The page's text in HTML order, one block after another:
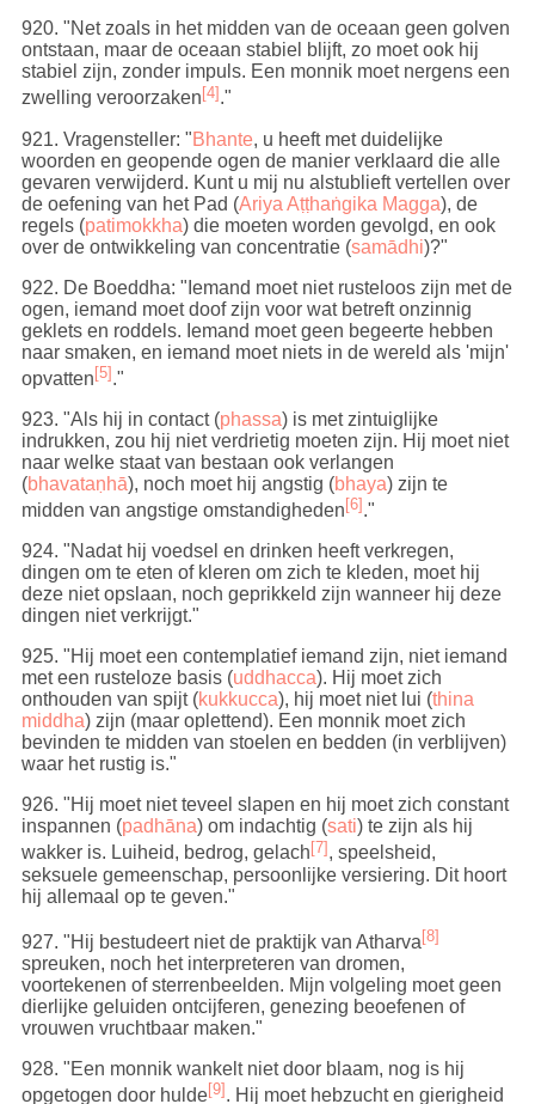
920. "Net zoals in het midden van de oceaan geen golven
ontstaan, maar de oceaan stabiel blijft, zo moet ook hij
stabiel zijn, zonder impuls. Een monnik moet nergens een
zwelling veroorzaken[4]."
921. Vragensteller: "Bhante, u heeft met duidelijke
woorden en geopende ogen de manier verklaard die alle
gevaren verwijderd. Kunt u mij nu alstublieft vertellen over
de oefening van het Pad (Ariya Aṭṭhaṅgika Magga), de
regels (patimokkha) die moeten worden gevolgd, en ook
over de ontwikkeling van concentratie (samādhi)?"
922. De Boeddha: "Iemand moet niet rusteloos zijn met de
ogen, iemand moet doof zijn voor wat betreft onzinnig
geklets en roddels. Iemand moet geen begeerte hebben
naar smaken, en iemand moet niets in de wereld als 'mijn'
opvatten[5]."
923. "Als hij in contact (phassa) is met zintuiglijke
indrukken, zou hij niet verdrietig moeten zijn. Hij moet niet
naar welke staat van bestaan ook verlangen
(bhavataṇhā), noch moet hij angstig (bhaya) zijn te
midden van angstige omstandigheden [6] ."
924. "Nadat hij voedsel en drinken heeft verkregen,
dingen om te eten of kleren om zich te kleden, moet hij
deze niet opslaan, noch geprikkeld zijn wanneer hij deze
dingen niet verkrijgt."
925. "Hij moet een contemplatief iemand zijn, niet iemand
met een rusteloze basis (uddhacca). Hij moet zich
onthouden van spijt (kukkucca), hij moet niet lui (thina
middha) zijn (maar oplettend). Een monnik moet zich
bevinden te midden van stoelen en bedden (in verblijven)
waar het rustig is."
926. "Hij moet niet teveel slapen en hij moet zich constant
inspannen (padhāna) om indachtig (sati) te zijn als hij
wakker is. Luiheid, bedrog, gelach[7], speelsheid,
seksuele gemeenschap, persoonlijke versiering. Dit hoort
hij allemaal op te geven."
927. "Hij bestudeert niet de praktijk van Atharva[8]
spreuken, noch het interpreteren van dromen,
voortekenen of sterrenbeelden. Mijn volgeling moet geen
dierlijke geluiden ontcijferen, genezing beoefenen of
vrouwen vruchtbaar maken."
928. "Een monnik wankelt niet door blaam, nog is hij
opgetogen door hulde[9] . Hij moet hebzucht en gierigheid